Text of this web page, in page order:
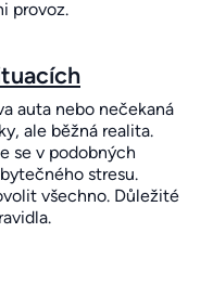
provoz.
auta nebo nečekaná
ale běžná realita.
se v podobných
stresu.
všechno. Důležité